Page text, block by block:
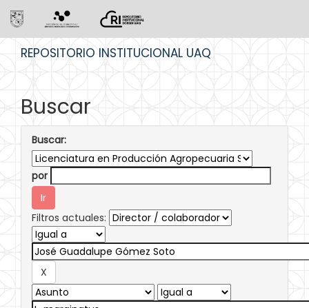
REPOSITORIO INSTITUCIONAL UAQ
Buscar
Buscar:
por
Filtros actuales: